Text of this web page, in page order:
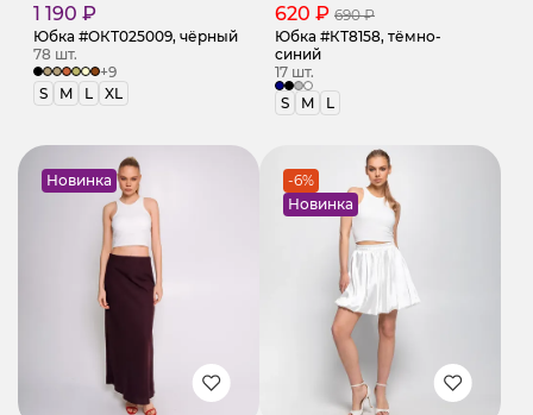
1 190 ₽
Юбка #ОКТ025009, чёрный
78 шт.
+9
S
M L XL
620 ₽ 690 ₽
Юбка #КТ8158, тёмно-
синий
17 шт.
S
M L
Новинка
-6%
Новинка